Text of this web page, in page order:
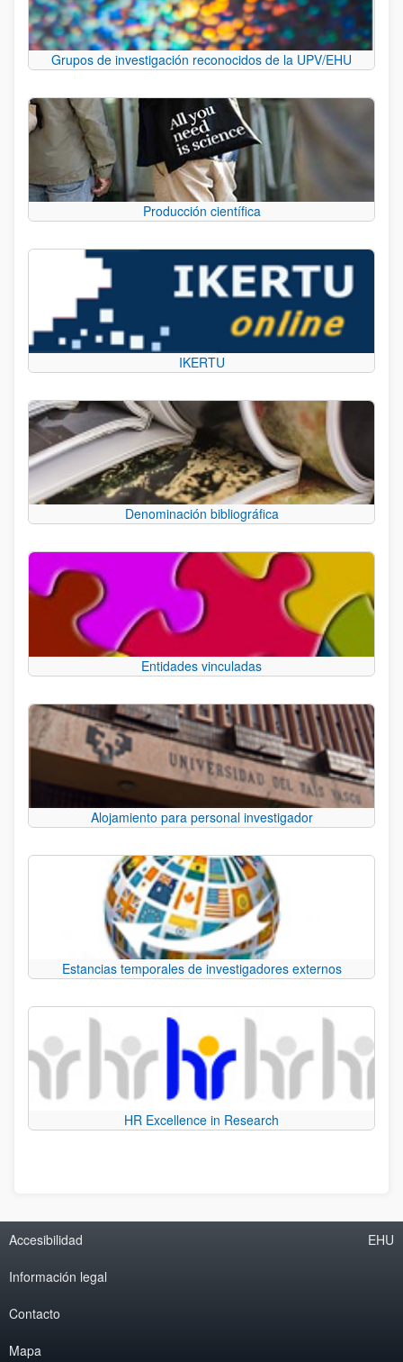
Grupos de investigación reconocidos de la UPV/EHU
Producción científica
IKERTU
Denominación bibliográfica
Entidades vinculadas
Alojamiento para personal investigador
Estancias temporales de investigadores externos
HR Excellence in Research
Accesibilidad
Información legal
Contacto
Mapa
EHU